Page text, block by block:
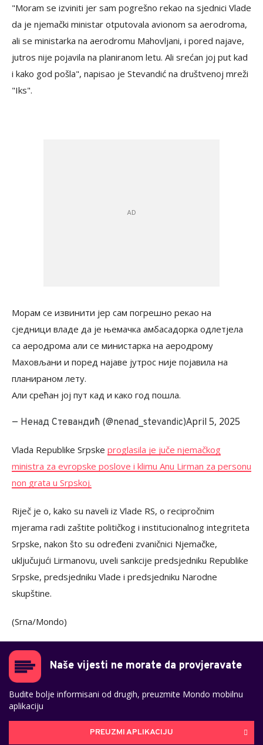
"Moram se izviniti jer sam pogrešno rekao na sjednici Vlade
da je njemački ministar otputovala avionom sa aerodroma,
ali se ministarka na aerodromu Mahovljani, i pored najave,
jutros nije pojavila na planiranom letu. Ali srećan joj put kad
i kako god pošla", napisao je Stevandić na društvenoj mreži
"Iks".
Морам се извинити јер сам погрешно рекао на
сједници владе да је њемачка амбасадорка одлетјела
са аеродрома али се министарка на аеродрому
Маховљани и поред најаве јутрос није појавила на
планираном лету.
Али срећан јој пут кад и како год пошла.
— Ненад Стевандић (@nenad_stevandic)April 5, 2025
Vlada Republike Srpske proglasila je juče njemačkog
ministra za evropske poslove i klimu Anu Lirman za personu
non grata u Srpskoj.
Riječ je o, kako su naveli iz Vlade RS, o recipročnim
mjerama radi zaštite političkog i institucionalnog integriteta
Srpske, nakon što su određeni zvaničnici Njemačke,
uključujući Lirmanovu, uveli sankcije predsjedniku Republike
Srpske, predsjedniku Vlade i predsjedniku Narodne
skupštine.
(Srna/Mondo)
Naše vijesti ne morate da provjeravate
Budite bolje informisani od drugih, preuzmite Mondo mobilnu
aplikaciju
PREUZMI APLIKACIJU